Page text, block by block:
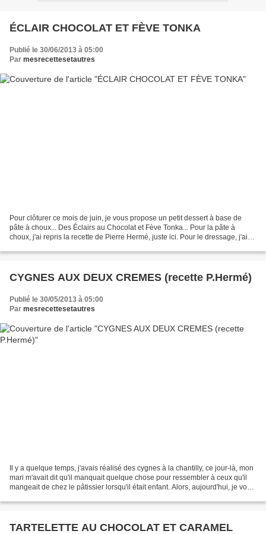
ÉCLAIR CHOCOLAT ET FÈVE TONKA
Publié le 30/06/2013 à 05:00
Par mesrecettesetautres
Pour clôturer ce mois de juin, je vous propose un petit dessert à base de
pâte à choux... Des Éclairs au Chocolat et Fève Tonka... Pour la pâte à
choux, j'ai repris la recette de Pierre Hermé, juste ici. Pour le dressage, j'ai
CYGNES AUX DEUX CREMES (recette P.Hermé)
Publié le 30/05/2013 à 05:00
Par mesrecettesetautres
Il y a quelque temps, j'avais réalisé des cygnes à la chantilly, ce jour-là, mon
mari m'avait dit qu'il manquait quelque chose pour ressembler à ceux qu'il
mangeait de chez le pâtissier lorsqu'il était enfant. Alors, aujourd'hui, je vous
TARTELETTE AU CHOCOLAT ET CARAMEL